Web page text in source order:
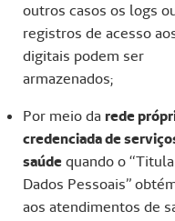
outros casos os logs
registros de acesso
digitais podem ser
armazenados;
Por meio da rede
credenciada de
saúdequando o
Dados Pessoais”
aos atendimentos de